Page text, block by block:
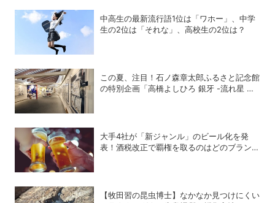
中高生の最新流行語1位は「ワホー」、中学
生の2位は「それな」、高校生の2位は？
この夏、注目！石ノ森章太郎ふるさと記念館
の特別企画「高橋よしひろ 銀牙 -流れ星 銀-
大手4社が「新ジャンル」のビール化を発
表！酒税改正で覇権を取るのはどのブランド
【牧田習の昆虫博士】なかなか見つけにくい